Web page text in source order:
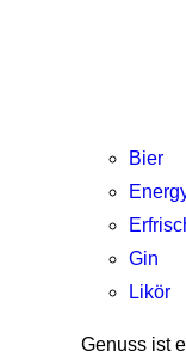
Bier
Gin
Likör
Genuss ist